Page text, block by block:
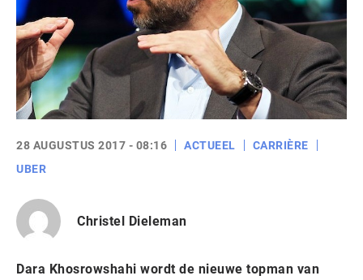
28 AUGUSTUS 2017 - 08:16 ACTUEEL
CARRIÈRE
UBER
Christel Dieleman
Dara Khosrowshahi wordt de nieuwe topman van